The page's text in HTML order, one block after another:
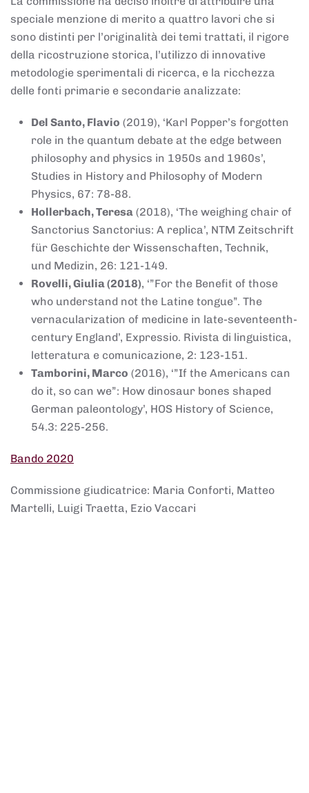
speciale menzione di merito a quattro lavori che si
sono distinti per l’originalità dei temi trattati, il rigore
della ricostruzione storica, l’utilizzo di innovative
metodologie sperimentali di ricerca, e la ricchezza
delle fonti primarie e secondarie analizzate:
Del Santo, Flavio (2019), ‘Karl Popper’s forgotten
role in the quantum debate at the edge between
philosophy and physics in 1950s and 1960s’,
Studies in History and Philosophy of Modern
Physics, 67: 78-88.
Hollerbach, Teresa (2018), ‘The weighing chair of
Sanctorius Sanctorius: A replica’, NTM Zeitschrift
für Geschichte der Wissenschaften, Technik,
und Medizin, 26: 121-149.
Rovelli, Giulia (2018), ‘”For the Benefit of those
who understand not the Latine tongue”. The
vernacularization of medicine in late-seventeenth-
century England’, Expressio. Rivista di linguistica,
letteratura e comunicazione, 2: 123-151.
Tamborini, Marco (2016), ‘”If the Americans can
do it, so can we”: How dinosaur bones shaped
German paleontology’, HOS History of Science,
54.3: 225-256.
Bando 2020
Commissione giudicatrice: Maria Conforti, Matteo
Martelli, Luigi Traetta, Ezio Vaccari